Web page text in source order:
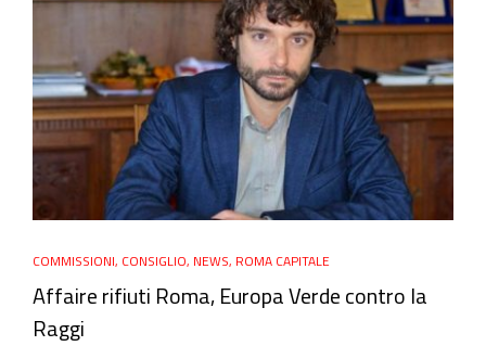
COMMISSIONI, CONSIGLIO, NEWS, ROMA CAPITALE
Affaire rifiuti Roma, Europa Verde contro la
Raggi